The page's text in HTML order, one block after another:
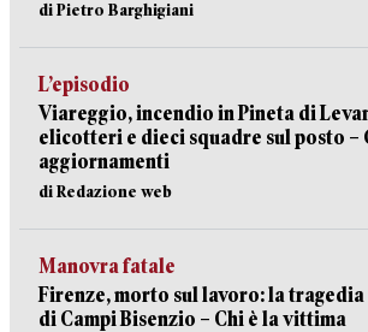
di Pietro Barghigiani
L’episodio
Viareggio, incendio in Pineta di
elicotteri e dieci squadre sul posto –
aggiornamenti
di Redazione web
Manovra fatale
Firenze, morto sul lavoro: la tragedia
di Campi Bisenzio – Chi è la vittima